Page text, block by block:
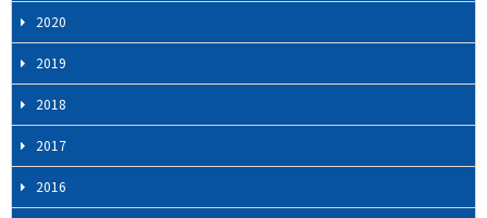
2020
2019
2018
2017
2016